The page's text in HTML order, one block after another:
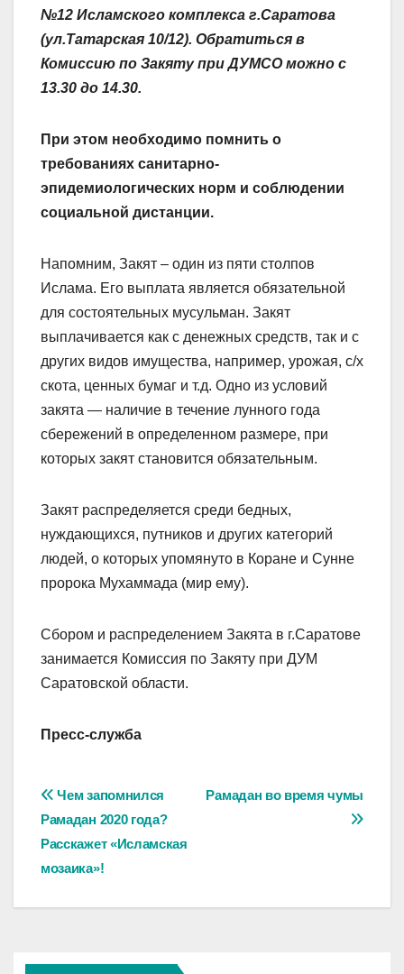
№12 Исламского комплекса г.Саратова
(ул.Татарская 10/12). Обратиться в
Комиссию по Закяту при ДУМСО можно с
13.30 до 14.30.
При этом необходимо помнить о
требованиях санитарно-
эпидемиологических норм и соблюдении
социальной дистанции.
Напомним, Закят – один из пяти столпов
Ислама. Его выплата является обязательной
для состоятельных мусульман. Закят
выплачивается как с денежных средств, так и с
других видов имущества, например, урожая, с/х
скота, ценных бумаг и т.д. Одно из условий
закята — наличие в течение лунного года
сбережений в определенном размере, при
которых закят становится обязательным.
Закят распределяется среди бедных,
нуждающихся, путников и других категорий
людей, о которых упомянуто в Коране и Сунне
пророка Мухаммада (мир ему).
Сбором и распределением Закята в г.Саратове
занимается Комиссия по Закяту при ДУМ
Саратовской области.
Пресс-служба
Навигация
по
записям
Рамадан во время чумы
Чем запомнился
Рамадан 2020 года?
Расскажет «Исламская
мозаика»!